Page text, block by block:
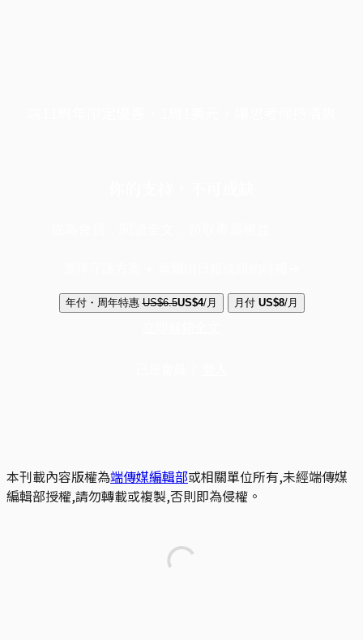
年付・周年特惠 US$6.5US$4/月 月付 US$8/月
本刊載內容版權為端傳媒編輯部或相關單位所有,未經端傳媒
編輯部授權,請勿轉載或複製,否則即為侵權。